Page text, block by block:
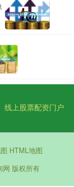
线上股票配资门户
HTML地图
网 版权所有